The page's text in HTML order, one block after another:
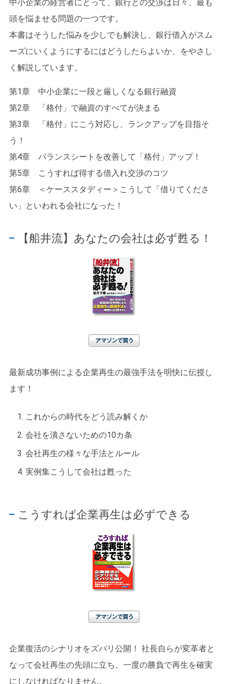
中小企業の経営者にとって、銀行との交渉は日々、最も
頭を悩ませる問題の一つです。
本書はそうした悩みを少しでも解決し、銀行借入がスム
ーズにいくようにするにはどうしたらよいか、をやさし
く解説しています。
第1章 中小企業に一段と厳しくなる銀行融資
第2章 「格付」で融資のすべてが決まる
第3章 「格付」にこう対応し、ランクアップを目指そ
う！
第4章 バランスシートを改善して「格付」アップ！
第5章 こうすれば得する借入れ交渉のコツ
第6章 ＜ケーススタディー＞こうして「借りてくださ
い」といわれる会社になった！
【船井流】あなたの会社は必ず甦る！
最新成功事例による企業再生の最強手法を明快に伝授し
ます！
これからの時代をどう読み解くか
会社を潰さないための10カ条
会社再生の様々な手法とルール
実例集こうして会社は甦った
こうすれば企業再生は必ずできる
企業復活のシナリオをズバリ公開！ 社長自らが変革者と
なって会社再生の先頭に立ち、一度の勝負で再生を確実
にしなければなりません。